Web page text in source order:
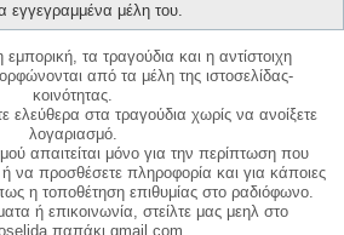
εγγεγραμμένα μέλη του.
εμπορική, τα τραγούδια και η αντίστοιχη
από τα μέλη της ιστοσελίδας-
κοινότητας.
ελεύθερα στα τραγούδια χωρίς να ανοίξετε
λογαριασμό.
απαιτείται μόνο για την περίπτωση που
να προσθέσετε πληροφορία και για κάποιες
η τοποθέτηση επιθυμίας στο ραδιόφωνο.
ή επικοινωνία, στείλτε μας μεηλ στο
παπάκι gmail.com